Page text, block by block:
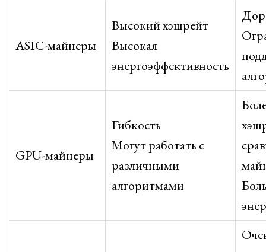
ASIC-майнеры
Высокий хэшрейт
Высокая
энергоэффективность
GPU-майнеры
Гибкость
Могут работать с
различными
алгоритмами